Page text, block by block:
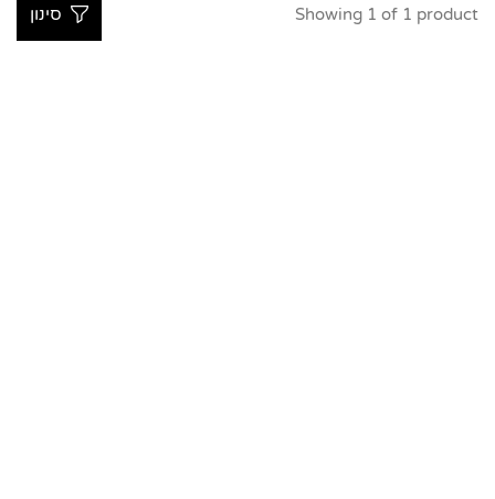
Showing 1 of 1 product